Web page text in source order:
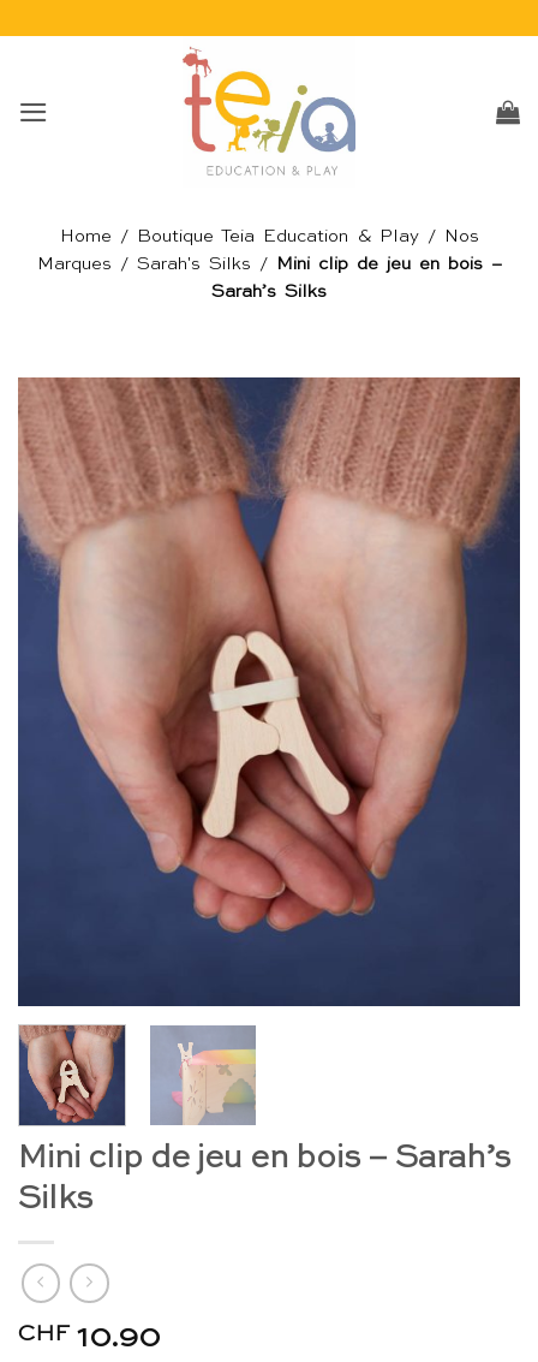
Home / Boutique Teia Education & Play/
Nos
Marques / Sarah's Silks /
Mini clip de jeu en bois –
Sarah’s Silks
Mini clip de jeu en bois – Sarah’s
Silks
CHF 10.90